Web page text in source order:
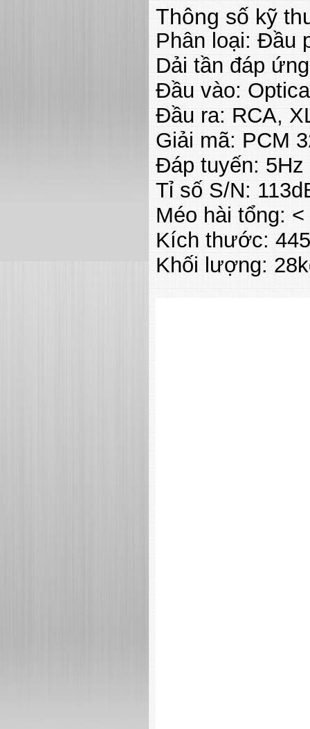
Thông số kỹ
Phân loại: Đầu
Dải tần đáp
Đầu vào:
Đầu ra: RCA,
Giải mã: PCM
Đáp tuyến: 5Hz
Tỉ số S/N:
Méo hài tổng:
Kích thước:
Khối lượng: